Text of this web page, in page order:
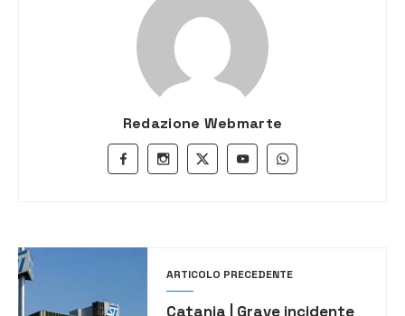
Redazione Webmarte
ARTICOLO PRECEDENTE
Catania | Grave incidente